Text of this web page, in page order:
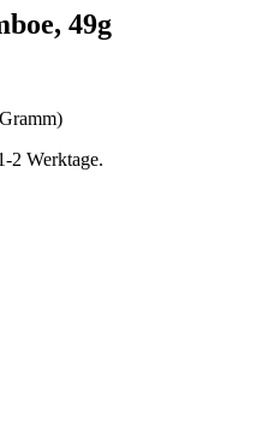
49g
2 Werktage.